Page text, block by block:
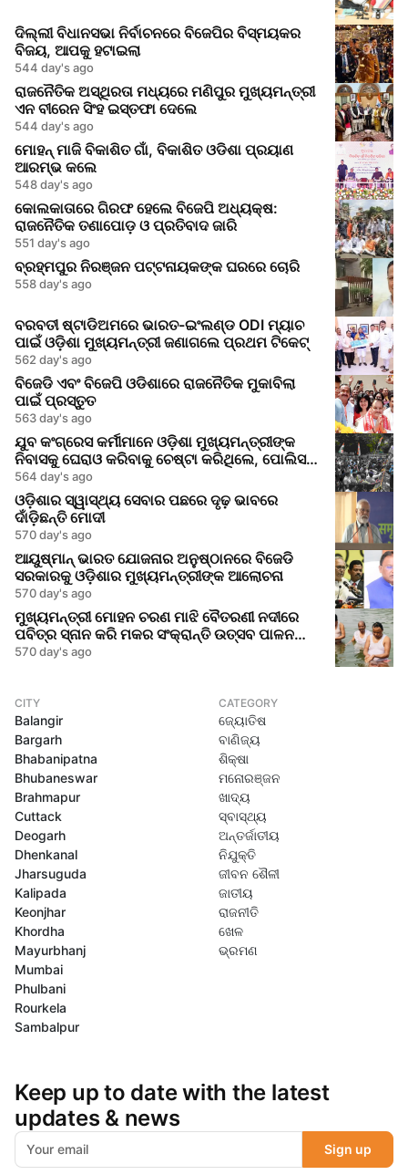
ଦିଲ୍ଲୀ ବିଧାନସଭା ନିର୍ବାଚନରେ ​​ବିଜେପିର ବିସ୍ମୟକର
ବିଜୟ, ଆପକୁ ହଟାଇଲା
544 day's ago
ରାଜନୈତିକ ଅସ୍ଥିରତା ମଧ୍ୟରେ ମଣିପୁର ମୁଖ୍ୟମନ୍ତ୍ରୀ
ଏନ ବୀରେନ ସିଂହ ଇସ୍ତଫା ଦେଲେ
544 day's ago
ମୋହନ୍ ମାଜି ବିକାଶିତ ଗାଁ, ବିକାଶିତ ଓଡିଶା ପ୍ରୟାଣ
ଆରମ୍ଭ କଲେ
548 day's ago
କୋଲକାତାରେ ଗିରଫ ହେଲେ ବିଜେପି ଅଧ୍ୟକ୍ଷ:
ରାଜନୈତିକ ତଣାପୋଡ଼ ଓ ପ୍ରତିବାଦ ଜାରି
551 day's ago
ବ୍ରହ୍ମପୁର ନିରଞ୍ଜନ ପଟ୍ଟନାୟକଙ୍କ ଘରରେ ଚୋରି
558 day's ago
ବରବତୀ ଷ୍ଟାଡିଅମରେ ଭାରତ-ଇଂଲଣ୍ଡ ODI ମ୍ୟାଚ
ପାଇଁ ଓଡ଼ିଶା ମୁଖ୍ୟମନ୍ତ୍ରୀ ଜଣାଗଲେ ପ୍ରଥମ ଟିକେଟ୍
562 day's ago
ବିଜେଡି ଏବଂ ବିଜେପି ଓଡିଶାରେ ରାଜନୈତିକ ମୁକାବିଲା
ପାଇଁ ପ୍ରସ୍ତୁତ
563 day's ago
ଯୁବ କଂଗ୍ରେସ କର୍ମୀମାନେ ଓଡ଼ିଶା ମୁଖ୍ୟମନ୍ତ୍ରୀଙ୍କ
ନିବାସକୁ ଘେରାଓ କରିବାକୁ ଚେଷ୍ଟା କରିଥିଲେ, ପୋଲିସ
ସହିତ ମୁକାବିଲା
564 day's ago
ଓଡ଼ିଶାର ସ୍ୱାସ୍ଥ୍ୟ ସେବାର ପଛରେ ଦୃଢ଼ ଭାବରେ
ଦାଁଡ଼ିଛନ୍ତି ମୋଦୀ
570 day's ago
ଆୟୁଷ୍ମାନ୍ ଭାରତ ଯୋଜନାର ଅନୁଷ୍ଠାନରେ ବିଜେଡି
ସରକାରକୁ ଓଡ଼ିଶାର ମୁଖ୍ୟମନ୍ତ୍ରୀଙ୍କ ଆଲୋଚନା
570 day's ago
ମୁଖ୍ୟମନ୍ତ୍ରୀ ମୋହନ ଚରଣ ମାଝି ବୈତରଣୀ ନଦୀରେ
ପବିତ୍ର ସ୍ନାନ କରି ମକର ସଂକ୍ରାନ୍ତି ଉତ୍ସବ ପାଳନ
କଲେ
570 day's ago
CITY
Balangir
Bargarh
Bhabanipatna
Bhubaneswar
Brahmapur
Cuttack
Deogarh
Dhenkanal
Jharsuguda
Kalipada
Keonjhar
Khordha
Mayurbhanj
Mumbai
Phulbani
Rourkela
Sambalpur
CATEGORY
ଜ୍ୟୋତିଷ
ବାଣିଜ୍ୟ
ଶିକ୍ଷା
ମନୋରଞ୍ଜନ
ଖାଦ୍ୟ
ସ୍ବାସ୍ଥ୍ୟ
ଅନ୍ତର୍ଜାତୀୟ
ନିଯୁକ୍ତି
ଜୀବନ ଶୈଳୀ
ଜାତୀୟ
ରାଜନୀତି
ଖେଳ
ଭ୍ରମଣ
Keep up to date with the latest
updates & news
Sign up